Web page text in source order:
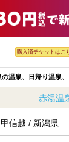
購入済チケットはこ
温泉、日帰り温泉
赤湯温
信越 / 新潟県